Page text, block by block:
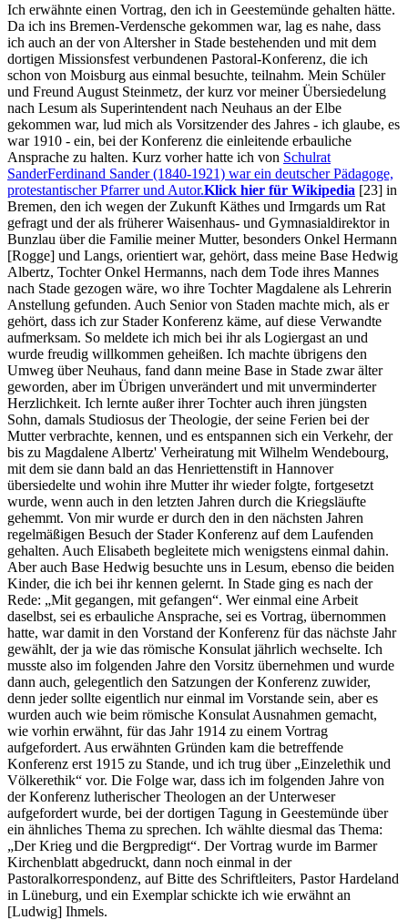
Ich erwähnte einen Vortrag, den ich in Geestemünde gehalten hätte.
Da ich ins Bremen-Verdensche gekommen war, lag es nahe, dass
ich auch an der von Altersher in Stade bestehenden und mit dem
dortigen Missionsfest verbundenen Pastoral-Konferenz, die ich
schon von Moisburg aus einmal besuchte, teilnahm. Mein Schüler
und Freund August Steinmetz, der kurz vor meiner Übersiedelung
nach Lesum als Superintendent nach Neuhaus an der Elbe
gekommen war, lud mich als Vorsitzender des Jahres - ich glaube, es
war 1910 - ein, bei der Konferenz die einleitende erbauliche
Ansprache zu halten. Kurz vorher hatte ich von Schulrat
SanderFerdinand Sander (1840-1921) war ein deutscher Pädagoge,
protestantischer Pfarrer und Autor.Klick hier für Wikipedia [23] in
Bremen, den ich wegen der Zukunft Käthes und Irmgards um Rat
gefragt und der als früherer Waisenhaus- und Gymnasialdirektor in
Bunzlau über die Familie meiner Mutter, besonders Onkel Hermann
[Rogge] und Langs, orientiert war, gehört, dass meine Base Hedwig
Albertz, Tochter Onkel Hermanns, nach dem Tode ihres Mannes
nach Stade gezogen wäre, wo ihre Tochter Magdalene als Lehrerin
Anstellung gefunden. Auch Senior von Staden machte mich, als er
gehört, dass ich zur Stader Konferenz käme, auf diese Verwandte
aufmerksam. So meldete ich mich bei ihr als Logiergast an und
wurde freudig willkommen geheißen. Ich machte übrigens den
Umweg über Neuhaus, fand dann meine Base in Stade zwar älter
geworden, aber im Übrigen unverändert und mit unverminderter
Herzlichkeit. Ich lernte außer ihrer Tochter auch ihren jüngsten
Sohn, damals Studiosus der Theologie, der seine Ferien bei der
Mutter verbrachte, kennen, und es entspannen sich ein Verkehr, der
bis zu Magdalene Albertz' Verheiratung mit Wilhelm Wendebourg,
mit dem sie dann bald an das Henriettenstift in Hannover
übersiedelte und wohin ihre Mutter ihr wieder folgte, fortgesetzt
wurde, wenn auch in den letzten Jahren durch die Kriegsläufte
gehemmt. Von mir wurde er durch den in den nächsten Jahren
regelmäßigen Besuch der Stader Konferenz auf dem Laufenden
gehalten. Auch Elisabeth begleitete mich wenigstens einmal dahin.
Aber auch Base Hedwig besuchte uns in Lesum, ebenso die beiden
Kinder, die ich bei ihr kennen gelernt. In Stade ging es nach der
Rede:
Mit gegangen, mit gefangen . Wer einmal eine Arbeit
daselbst, sei es erbauliche Ansprache, sei es Vortrag, übernommen
hatte, war damit in den Vorstand der Konferenz für das nächste Jahr
gewählt, der ja wie das römische Konsulat jährlich wechselte. Ich
musste also im folgenden Jahre den Vorsitz übernehmen und wurde
dann auch, gelegentlich den Satzungen der Konferenz zuwider,
denn jeder sollte eigentlich nur einmal im Vorstande sein, aber es
wurden auch wie beim römische Konsulat Ausnahmen gemacht,
wie vorhin erwähnt, für das Jahr 1914 zu einem Vortrag
aufgefordert. Aus erwähnten Gründen kam die betreffende
Konferenz erst 1915 zu Stande, und ich trug über Einzelethik und
Völkerethik
vor. Die Folge war, dass ich im folgenden Jahre von
der Konferenz lutherischer Theologen an der Unterweser
aufgefordert wurde, bei der dortigen Tagung in Geestemünde über
ein ähnliches Thema zu sprechen. Ich wählte diesmal das Thema:
Der Krieg und die Bergpredigt . Der Vortrag wurde im Barmer
Kirchenblatt abgedruckt, dann noch einmal in der
Pastoralkorrespondenz, auf Bitte des Schriftleiters, Pastor Hardeland
in Lüneburg, und ein Exemplar schickte ich wie erwähnt an
[Ludwig] Ihmels.